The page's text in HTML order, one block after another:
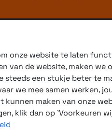
mm)
onze website te laten
van de website, maken
steeds een stukje beter te
we mee samen werken,
maken van onze
klik dan op 'Voorkeuren